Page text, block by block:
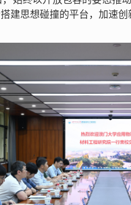
建思想碰撞的平台，加速创